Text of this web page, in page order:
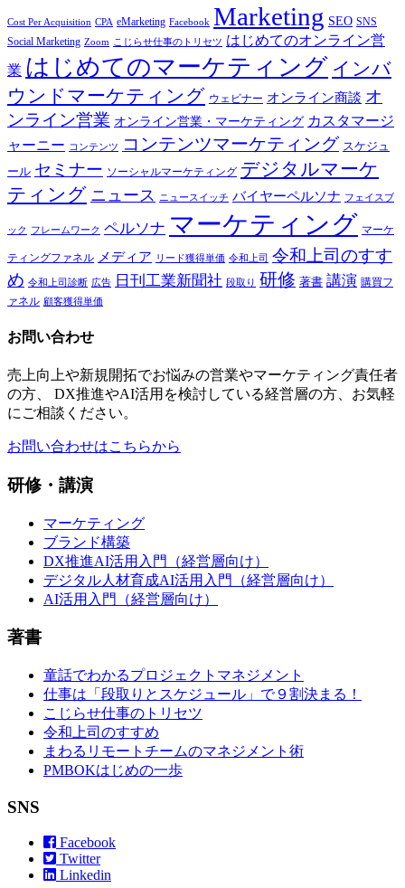
Cost Per Acquisition CPA eMarketing Facebook Marketing SEO SNS
Social Marketing Zoom こじらせ仕事のトリセツ はじめてのオンライン営
業 はじめてのマーケティング インバ
ウンドマーケティング ウェビナー オンライン商談 オ
ンライン営業 オンライン営業・マーケティング カスタマージ
ャーニー コンテンツ コンテンツマーケティング スケジュ
ール セミナー ソーシャルマーケティング デジタルマーケ
ティング ニュース ニュースイッチ バイヤーペルソナ フェイスブ
ック フレームワーク ペルソナ マーケティング マーケ
ティングファネル メディア リード獲得単価 令和上司 令和上司のすす
め 令和上司診断 広告 日刊工業新聞社 段取り 研修 著書 講演 購買フ
ァネル 顧客獲得単価
お問い合わせ
売上向上や新規開拓でお悩みの営業やマーケティング責任者
の方、 DX推進やAI活用を検討している経営層の方、お気軽
にご相談ください。
お問い合わせはこちらから
研修・講演
マーケティング
ブランド構築
DX推進AI活用入門（経営層向け）
デジタル人材育成AI活用入門（経営層向け）
AI活用入門（経営層向け）
著書
童話でわかるプロジェクトマネジメント
仕事は「段取りとスケジュール」で９割決まる！
こじらせ仕事のトリセツ
令和上司のすすめ
まわるリモートチームのマネジメント術
PMBOKはじめの一歩
SNS
Facebook
Twitter
Linkedin